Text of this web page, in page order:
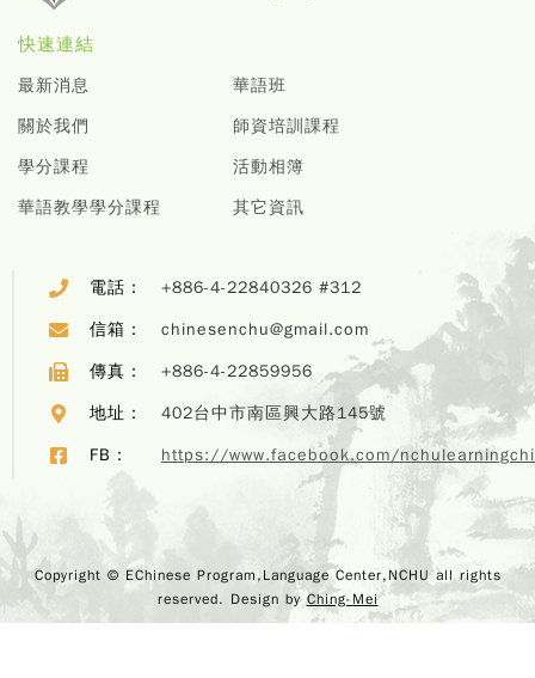
快速連結
最新消息
關於我們
學分課程
華語教學學分課程
華語班
師資培訓課程
活動相簿
其它資訊
電話： +886-4-22840326 #312
信箱： chinesenchu@gmail.com
傳真： +886-4-22859956
地址： 402台中市南區興大路145號
FB： https://www.facebook.com/
Copyright © EChinese Program,Language Center,NCHU all rights
reserved. Design byChing-Mei